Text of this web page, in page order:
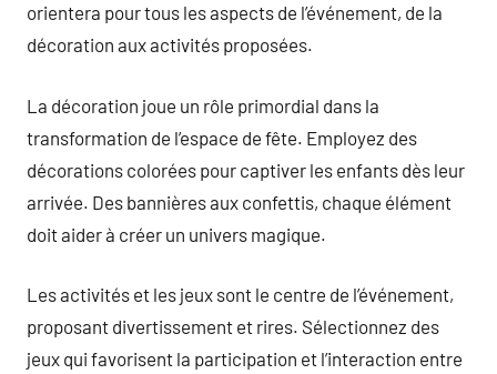
orientera pour tous les aspects de l’événement, de la
décoration aux activités proposées.
La décoration joue un rôle primordial dans la
transformation de l’espace de fête. Employez des
décorations colorées pour captiver les enfants dès leur
arrivée. Des bannières aux confettis, chaque élément
doit aider à créer un univers magique.
Les activités et les jeux sont le centre de l’événement,
proposant divertissement et rires. Sélectionnez des
jeux qui favorisent la participation et l’interaction entre